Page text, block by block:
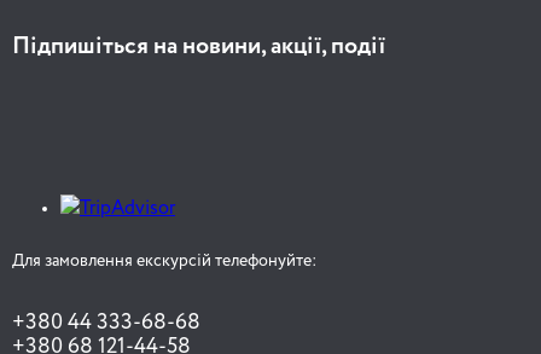
Підпишіться на новини, акції, події
Для замовлення екскурсій телефонуйте:
+380 44 333-68-68
+380 68 121-44-58